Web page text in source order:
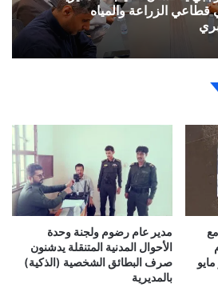
الزراعة والمياه
مدير عام رضوم ولجنة وحدة
الأحوال المدنية المتنقلة يدشنون
صرف البطائق الشخصية (الذكية)
بالمديرية